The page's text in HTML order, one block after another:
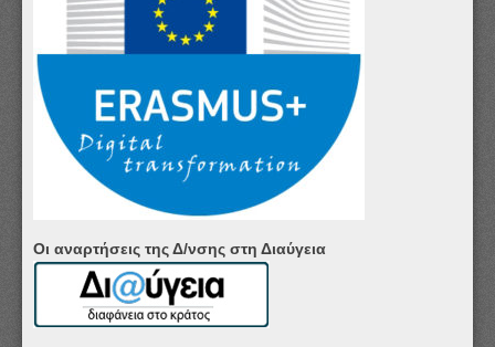
Οι αναρτήσεις της Δ/νσης στη Διαύγεια